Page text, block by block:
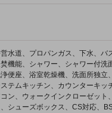
水道、プロパンガス、下水、バ
機能、シャワー、シャワー付洗
便座、浴室乾燥機、洗面所独立
テムキッチン、カウンターキッ
ン、ウォークインクローゼット
、シューズボックス、CS対応、